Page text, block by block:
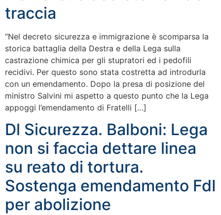
traccia
“Nel decreto sicurezza e immigrazione è scomparsa la
storica battaglia della Destra e della Lega sulla
castrazione chimica per gli stupratori ed i pedofili
recidivi. Per questo sono stata costretta ad introdurla
con un emendamento. Dopo la presa di posizione del
ministro Salvini mi aspetto a questo punto che la Lega
appoggi l’emendamento di Fratelli […]
Dl Sicurezza. Balboni: Lega
non si faccia dettare linea
su reato di tortura.
Sostenga emendamento FdI
per abolizione